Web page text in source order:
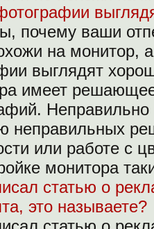
почему ваши
на монитор,
выглядят
имеет
неправильных
или работе с
монитора
статью о
это называете?